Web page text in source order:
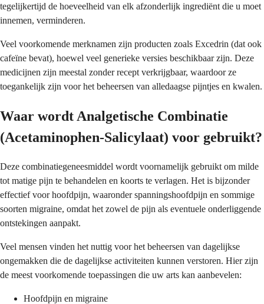
tegelijkertijd de hoeveelheid van elk afzonderlijk ingrediënt die u moet
innemen, verminderen.
Veel voorkomende merknamen zijn producten zoals Excedrin (dat ook
cafeïne bevat), hoewel veel generieke versies beschikbaar zijn. Deze
medicijnen zijn meestal zonder recept verkrijgbaar, waardoor ze
toegankelijk zijn voor het beheersen van alledaagse pijntjes en kwalen.
Waar wordt Analgetische Combinatie
(Acetaminophen-Salicylaat) voor gebruikt?
Deze combinatiegeneesmiddel wordt voornamelijk gebruikt om milde
tot matige pijn te behandelen en koorts te verlagen. Het is bijzonder
effectief voor hoofdpijn, waaronder spanningshoofdpijn en sommige
soorten migraine, omdat het zowel de pijn als eventuele onderliggende
ontstekingen aanpakt.
Veel mensen vinden het nuttig voor het beheersen van dagelijkse
ongemakken die de dagelijkse activiteiten kunnen verstoren. Hier zijn
de meest voorkomende toepassingen die uw arts kan aanbevelen:
Hoofdpijn en migraine